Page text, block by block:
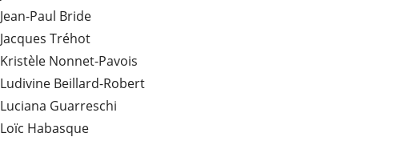
Jean-Paul Bride
Jacques Tréhot
Kristèle Nonnet-Pavois
Ludivine Beillard-Robert
Luciana Guarreschi
Loïc Habasque